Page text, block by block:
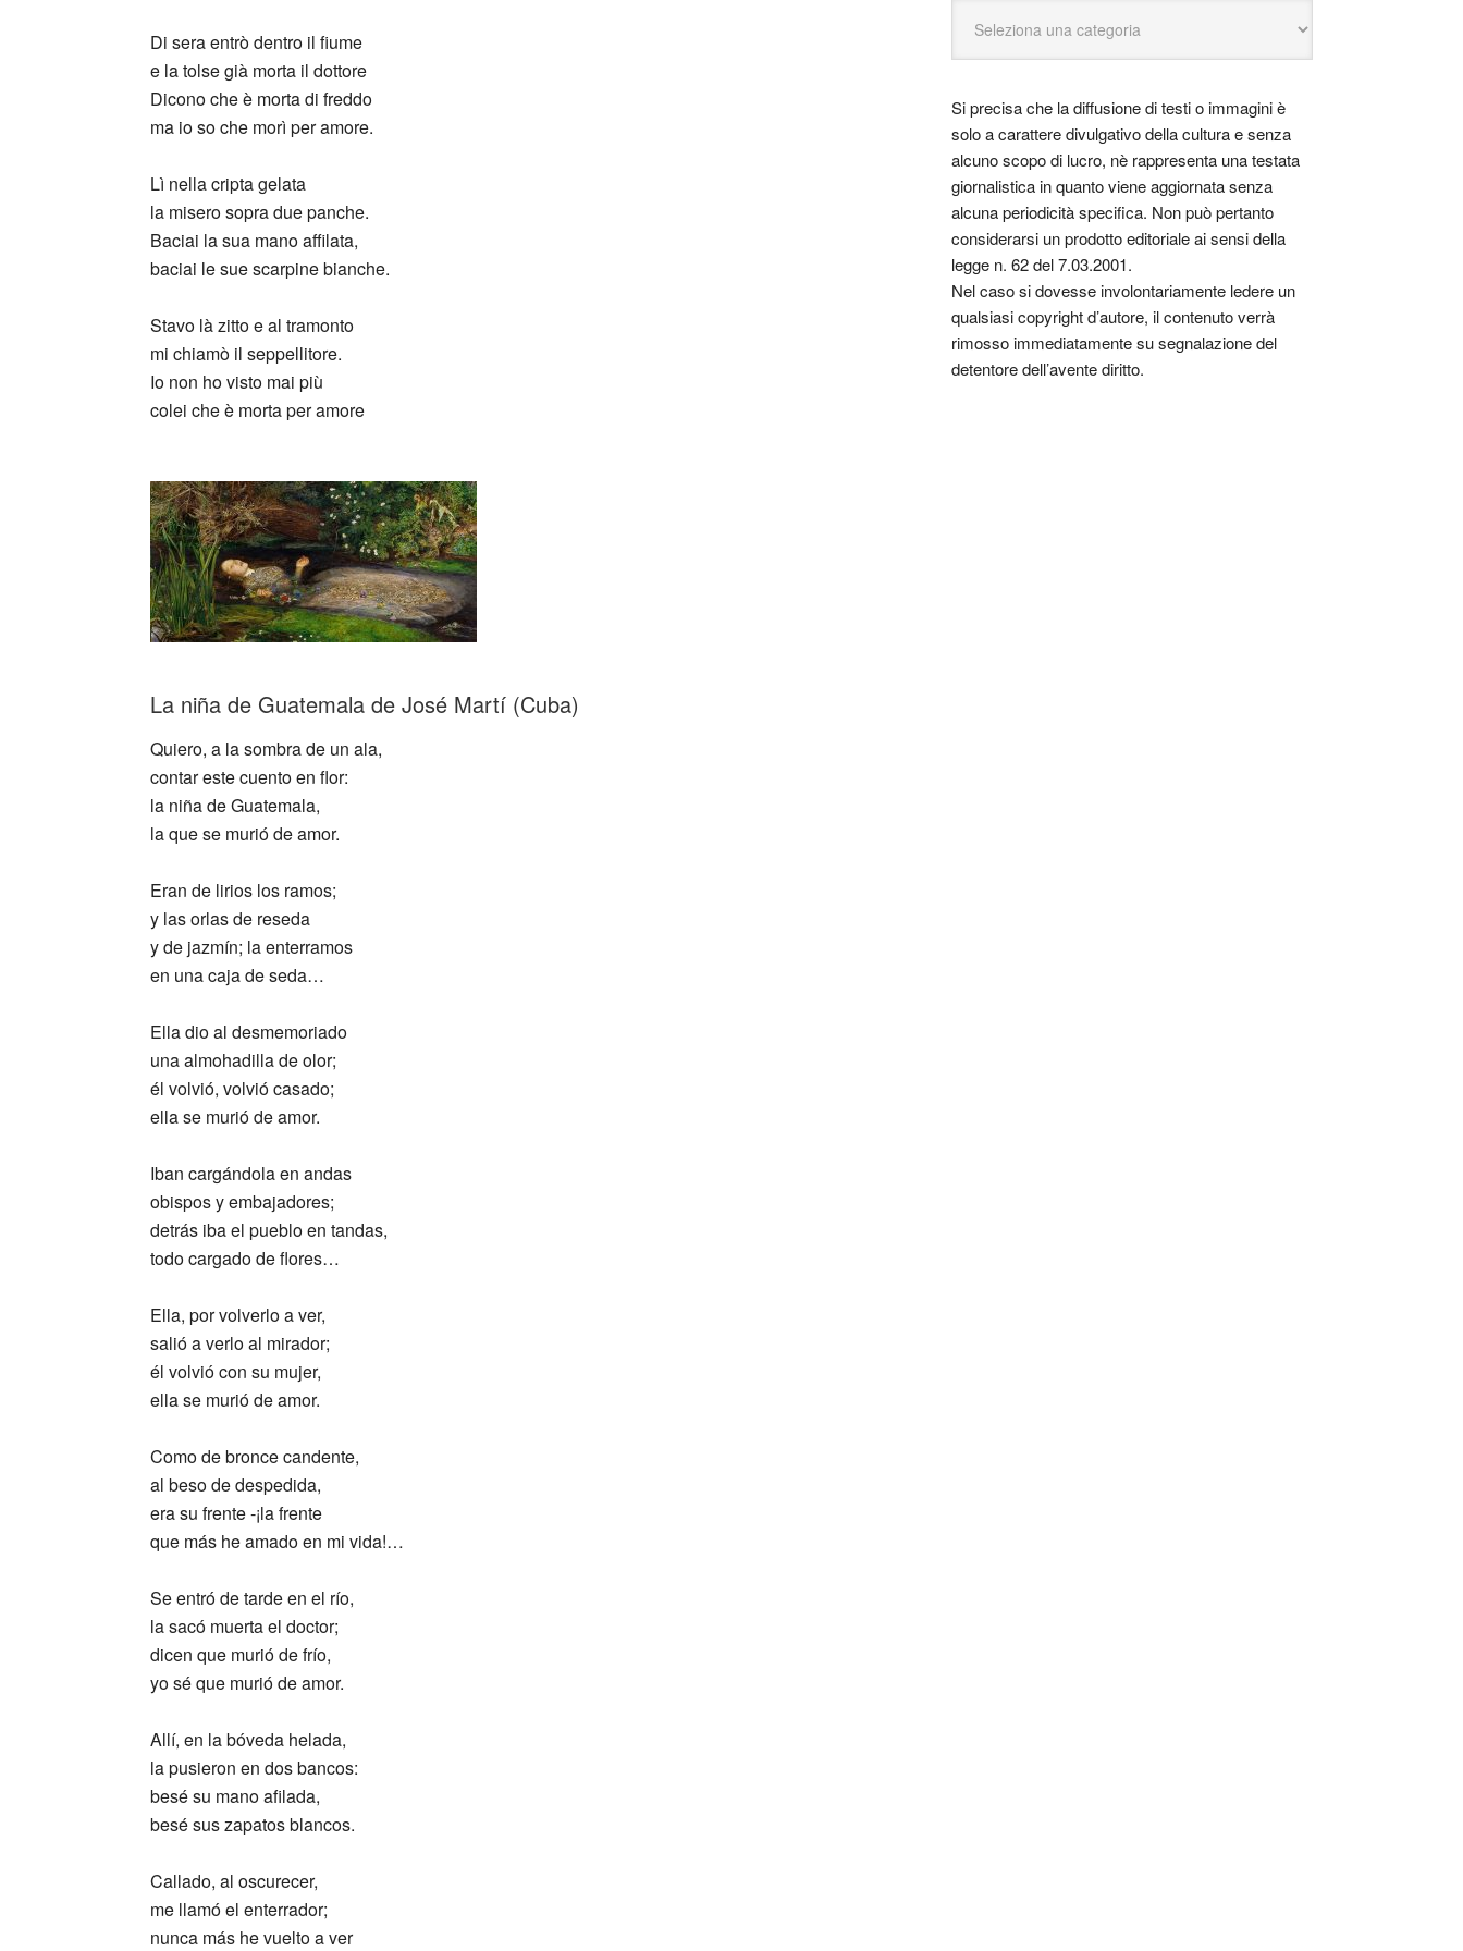
Di sera entrò dentro il fiume
e la tolse già morta il dottore
Dicono che è morta di freddo
ma io so che morì per amore.
Lì nella cripta gelata
la misero sopra due panche.
Baciai la sua mano affilata,
baciai le sue scarpine bianche.
Stavo là zitto e al tramonto
mi chiamò il seppellitore.
Io non ho visto mai più
colei che è morta per amore
La niña de Guatemala de José Martí (Cuba)
Quiero, a la sombra de un ala,
contar este cuento en flor:
la niña de Guatemala,
la que se murió de amor.
Eran de lirios los ramos;
y las orlas de reseda
y de jazmín; la enterramos
en una caja de seda…
Ella dio al desmemoriado
una almohadilla de olor;
él volvió, volvió casado;
ella se murió de amor.
Iban cargándola en andas
obispos y embajadores;
detrás iba el pueblo en tandas,
todo cargado de flores…
Ella, por volverlo a ver,
salió a verlo al mirador;
él volvió con su mujer,
ella se murió de amor.
Como de bronce candente,
al beso de despedida,
era su frente -¡la frente
que más he amado en mi vida!…
Se entró de tarde en el río,
la sacó muerta el doctor;
dicen que murió de frío,
yo sé que murió de amor.
Allí, en la bóveda helada,
la pusieron en dos bancos:
besé su mano afilada,
besé sus zapatos blancos.
Callado, al oscurecer,
me llamó el enterrador;
nunca más he vuelto a ver
Si precisa che la diffusione di testi o immagini è
solo a carattere divulgativo della cultura e senza
alcuno scopo di lucro, nè rappresenta una testata
giornalistica in quanto viene aggiornata senza
alcuna periodicità specifica. Non può pertanto
considerarsi un prodotto editoriale ai sensi della
legge n. 62 del 7.03.2001.
Nel caso si dovesse involontariamente ledere un
qualsiasi copyright d’autore, il contenuto verrà
rimosso immediatamente su segnalazione del
detentore dell’avente diritto.